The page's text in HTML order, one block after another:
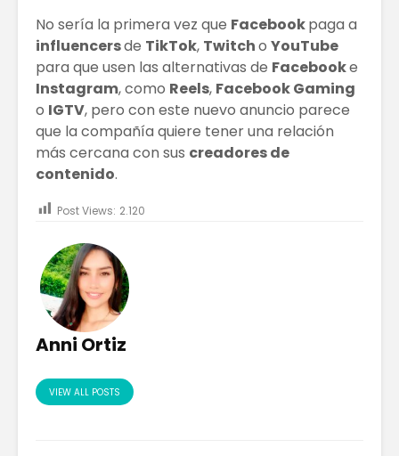
No sería la primera vez que Facebookpaga a
influencersde TikTok, Twitcho YouTube
para que usen las alternativas de Facebooke
Instagram, como Reels, Facebook Gaming
o IGTV, pero con este nuevo anuncio parece
que la compañía quiere tener una relación
más cercana con sus creadores de
contenido.
Post Views: 2.120
Anni Ortiz
VIEW ALL POSTS